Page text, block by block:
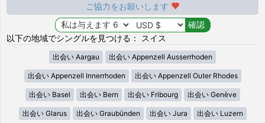
ご協力をお願いします
以下の地域でシングルを見つける： スイス
出会い Aargau 出会い Appenzell Ausserrhoden
出会い Appenzell Innerrhoden 出会い Appenzell Outer Rhodes
出会い Basel 出会い Bern 出会い Fribourg 出会い Genève
出会い Glarus 出会い Graubünden 出会い Jura 出会い Luzern